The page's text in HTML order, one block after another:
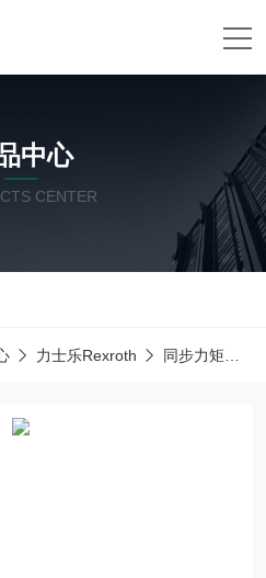
中心
CENTER
力士乐Rexroth 同步力矩电机